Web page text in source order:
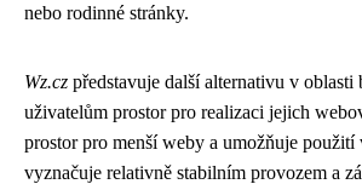
nebo rodinné stránky.
Wz.cz představuje další alternativu v
uživatelům prostor pro realizaci jejich
prostor pro menší weby a umožňuje
vyznačuje relativně stabilním provozem a